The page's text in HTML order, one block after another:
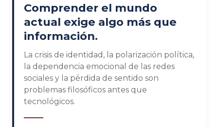
Comprender el mundo
actual exige algo más que
información.
La crisis de identidad, la polarización política,
la dependencia emocional de las redes
sociales y la pérdida de sentido son
problemas filosóficos antes que
tecnológicos.